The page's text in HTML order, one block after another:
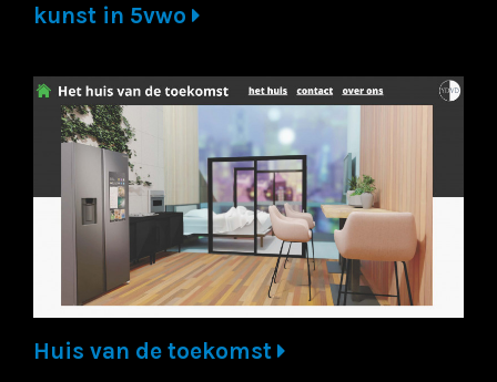
kunst in 5vwo
Huis van de toekomst